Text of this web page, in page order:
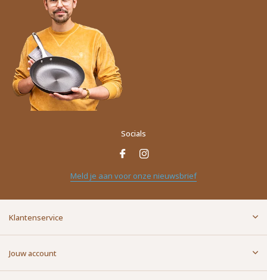
Socials
Meld je aan voor onze nieuwsbrief
Klantenservice
Jouw account